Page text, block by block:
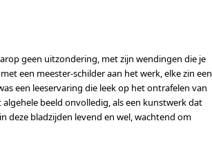
geen uitzondering, met zijn wendingen die je
een meester-schilder aan het werk, elke zin een
een leeservaring die leek op het ontrafelen van
beeld onvolledig, als een kunstwerk dat
deze bladzijden levend en wel, wachtend om